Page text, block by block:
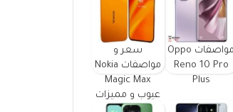
مواصفات Oppo
Reno 10 Pro
Plus
سعر و
مواصفات Nokia
Magic Max
عيوب و مميزات